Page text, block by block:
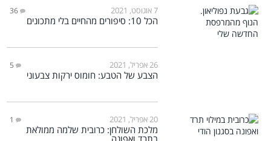
7 אוגוסט, 2021 36
הכל 10: סיפורים מהחיים בלי מתכונים
26 אפריל, 2021 5
הצבע של הטבע: חומוס ירקות צבעוני
20 אפריל, 2021 1
מלכת השולחן: כרובית שלמה ממולאת
בתרד ואפונה